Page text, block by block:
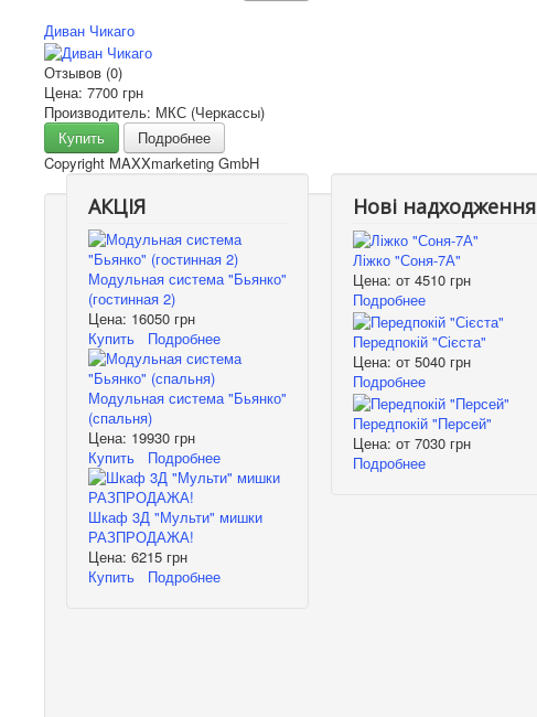
Диван Чикаго
Отзывов (0)
Цена: 7700 грн
Производитель: МКС (Черкассы)
Купить
Подробнее
Copyright MAXXmarketing GmbH
АКЦІЯ
Модульная система "Бьянко"
(гостинная 2)
Цена: 16050 грн
Купить
Подробнее
Модульная система "Бьянко"
(спальня)
Цена: 19930 грн
Купить
Подробнее
Шкаф 3Д "Мульти" мишки
РАЗПРОДАЖА!
Цена:6215 грн
Купить
Подробнее
Нові надходження
Ліжко "Соня-7А"
Цена: от4510 грн
Подробнее
Передпокій "Сієста"
Цена: от5040 грн
Подробнее
Передпокій "Персей"
Цена: от7030 грн
Подробнее